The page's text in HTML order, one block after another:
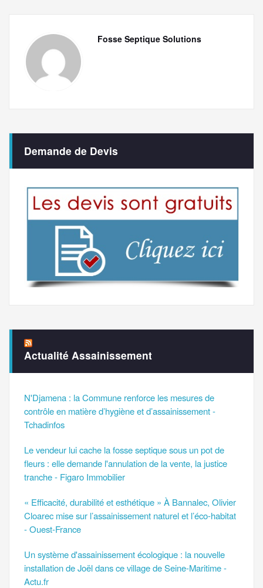
Fosse Septique Solutions
Demande de Devis
Actualité Assainissement
N'Djamena : la Commune renforce les mesures de
contrôle en matière d’hygiène et d’assainissement -
Tchadinfos
Le vendeur lui cache la fosse septique sous un pot de
fleurs : elle demande l'annulation de la vente, la justice
tranche - Figaro Immobilier
« Efficacité, durabilité et esthétique » À Bannalec, Olivier
Cloarec mise sur l’assainissement naturel et l’éco-habitat
- Ouest-France
Un système d'assainissement écologique : la nouvelle
installation de Joël dans ce village de Seine-Maritime -
Actu.fr